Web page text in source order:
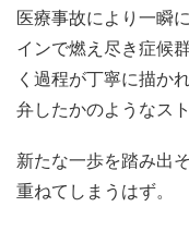
医療事故により一瞬
インで燃え尽き症候
く過程が丁寧に描か
弁したかのようなス
新たな一歩を踏み出
重ねてしまうはず。